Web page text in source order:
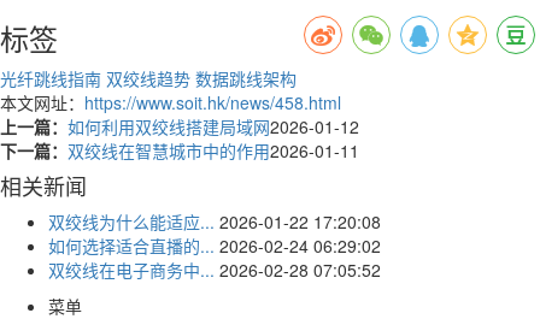
标签
光纤跳线指南 双绞线趋势 数据跳线架构
本文网址： https://www.soit.hk/news/458.html
上一篇： 如何利用双绞线搭建局域网2026-01-12
下一篇： 双绞线在智慧城市中的作用2026-01-11
相关新闻
双绞线为什么能适应... 2026-01-22 17:20:08
如何选择适合直播的... 2026-02-24 06:29:02
双绞线在电子商务中... 2026-02-28 07:05:52
菜单